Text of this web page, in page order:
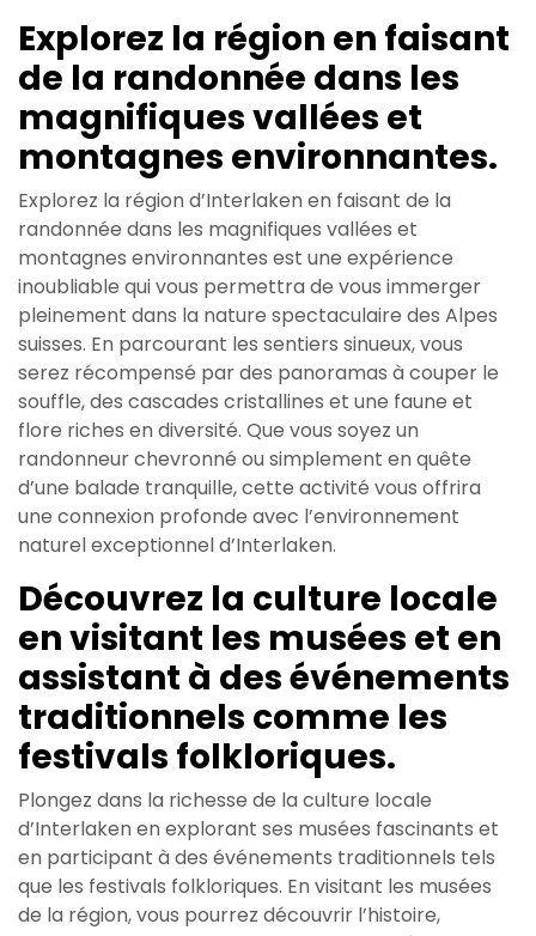
Explorez la région en faisant
de la randonnée dans les
magnifiques vallées et
montagnes environnantes.
Explorez la région d’Interlaken en faisant de la
randonnée dans les magnifiques vallées et
montagnes environnantes est une expérience
inoubliable qui vous permettra de vous immerger
pleinement dans la nature spectaculaire des Alpes
suisses. En parcourant les sentiers sinueux, vous
serez récompensé par des panoramas à couper le
souffle, des cascades cristallines et une faune et
flore riches en diversité. Que vous soyez un
randonneur chevronné ou simplement en quête
d’une balade tranquille, cette activité vous offrira
une connexion profonde avec l’environnement
naturel exceptionnel d’Interlaken.
Découvrez la culture locale
en visitant les musées et en
assistant à des événements
traditionnels comme les
festivals folkloriques.
Plongez dans la richesse de la culture locale
d’Interlaken en explorant ses musées fascinants et
en participant à des événements traditionnels tels
que les festivals folkloriques. En visitant les musées
de la région, vous pourrez découvrir l’histoire,